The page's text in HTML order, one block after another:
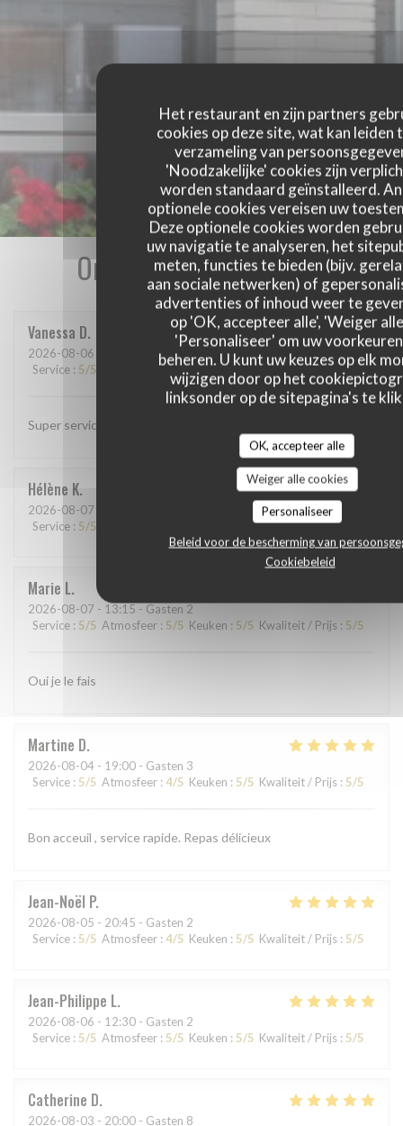
Het restaurant en zijn partners
cookies op deze site, wat kan leiden
verzameling van
'Noodzakelijke' cookies zijn
worden standaard geïnstalleerd.
optionele cookies vereisen uw
Deze optionele cookies worden
uw navigatie te analyseren, het
meten, functies te bieden (bijv.
aan sociale netwerken) of
advertenties of inhoud weer te
op 'OK, accepteer alle', 'Weiger
'Personaliseer' om uw
beheren. U kunt uw keuzes op elk
wijzigen door op het
linksonder op de sitepagina's te
OK, accepteer alle
Weiger alle cookies
Personaliseer
Beleid voor de bescherming van
Cookiebeleid
Onze gastbeoordelingen
Vanessa D
2026-08-06 - 19:00 - Gasten 3
Service : 5/5 : 5/5 Keuken: 5/5 Kwaliteit / Prijs: 5/5
Super service et très bien manger..
Hélène K
2026-08-07
Service : 5/5 /5 Kwaliteit / Prijs:
Marie L
2026-08-07 - 13:15 - Gasten 2
Service : 5/5 Atmosfeer : 5/5 Keuken : 5/5 Kwaliteit / Prijs : 5/5
Oui je le fais
Martine D
2026-08-04 - 19:00 - Gasten 3
Service : 5/5 Atmosfeer : 4/5 Keuken : 5/5 Kwaliteit / Prijs : 5/5
Bon acceuil , service rapide. Repas délicieux
Jean-Noël P
2026-08-05 - 20:45 - Gasten 2
Service : 5/5 Atmosfeer : 4/5 Keuken : 5/5 Kwaliteit / Prijs : 5/5
Jean-Philippe L
2026-08-06 - 12:30 - Gasten 2
Service : 5/5 Atmosfeer : 5/5 Keuken : 5/5 Kwaliteit / Prijs : 5/5
Catherine D
2026-08-03 - 20:00 - Gasten 8